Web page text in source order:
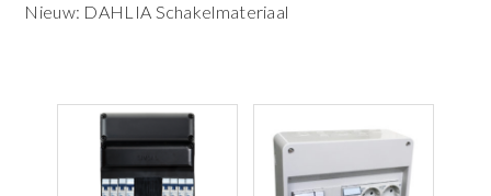
Nieuw: DAHLIA Schakelmateriaal